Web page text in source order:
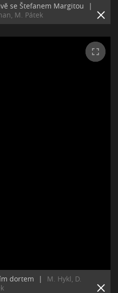
se Štefanem Margitou
|
M. Pátek
dortem |
M. Hykl, D.